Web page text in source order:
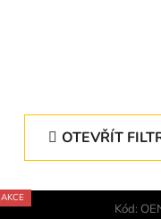
OTEVŘÍT
AKCE
Kód: